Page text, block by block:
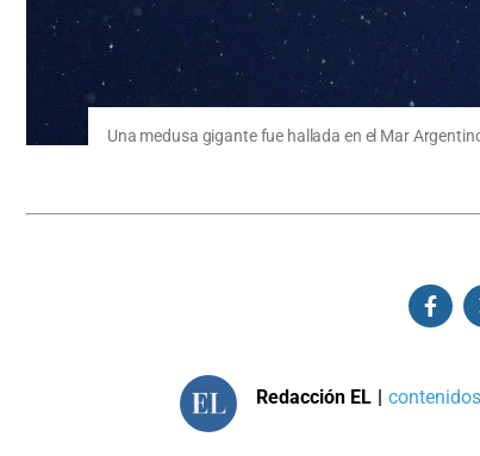
Una medusa gigante fue hallada en el Mar
Redacción EL |